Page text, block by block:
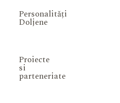
Personalități
Doljene
Proiecte
si
parteneriate